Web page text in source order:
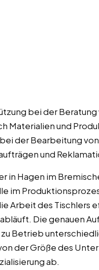
bei der Beratung
Materialien und
der Bearbeitung von
und
in Hagen im
im
Arbeit des Tischlers
Die genauen
Betrieb
der Größe des
ab.